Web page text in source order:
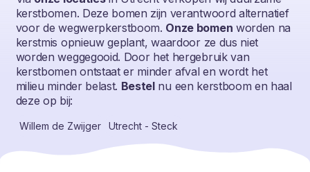
kerstbomen. Deze bomen zijn verantwoord alternatief
voor de wegwerpkerstboom. Onze bomen worden na
kerstmis opnieuw geplant, waardoor ze dus niet
worden weggegooid. Door het hergebruik van
kerstbomen ontstaat er minder afval en wordt het
milieu minder belast. Bestelnu een kerstboom en haal
deze op bij:
Willem de Zwijger Utrecht - Steck